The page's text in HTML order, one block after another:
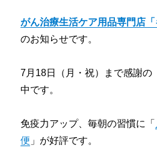
がん治療生活ケア用品専門店
のお知らせです。
7月18日（月・祝）まで感謝の
中です。
免疫力アップ、毎朝の習慣に「
便 」が好評です。